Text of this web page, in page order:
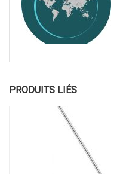
PRODUITS LIÉS